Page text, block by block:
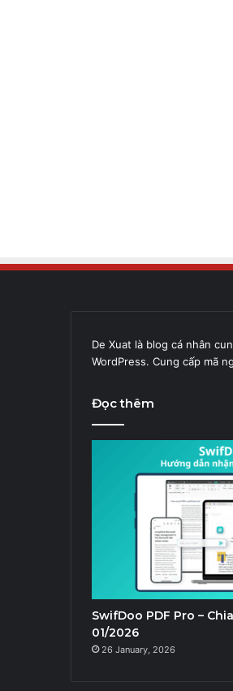
De Xuat là blog cá nhân
WordPress. Cung cấp mã
Đọc thêm
SwifDoo PDF Pro –
01/2026
26 January, 2026